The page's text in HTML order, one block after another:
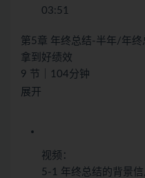
03:51
第5章 年终总结-半年/年
拿到好绩效
9 节｜104分钟
展开
视频：
5-1 年终总结的背景